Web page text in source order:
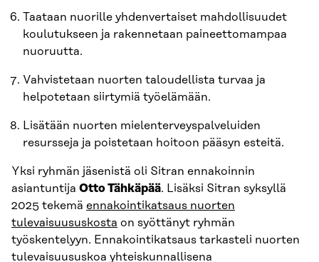
Taataan nuorille yhdenvertaiset mahdollisuudet
koulutukseen ja rakennetaan paineettomampaa
nuoruutta.
Vahvistetaan nuorten taloudellista turvaa ja
helpotetaan siirtymiä työelämään.
Lisätään nuorten mielenterveyspalveluiden
resursseja ja poistetaan hoitoon pääsyn esteitä.
Yksi ryhmän jäsenistä oli Sitran ennakoinnin
asiantuntija Otto Tähkäpää. Lisäksi Sitran syksyllä
2025 tekemä ennakointikatsaus nuorten
tulevaisuususkosta on syöttänyt ryhmän
työskentelyyn. Ennakointikatsaus tarkasteli nuorten
tulevaisuususkoa yhteiskunnallisena